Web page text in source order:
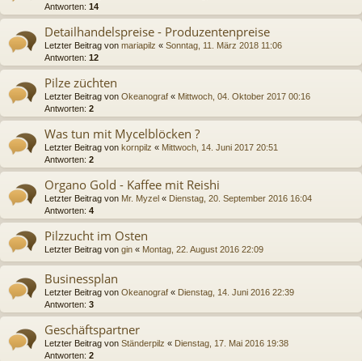
Antworten: 14
Detailhandelspreise - Produzentenpreise
Letzter Beitrag von mariapilz « Sonntag, 11. März 2018 11:06
Antworten: 12
Pilze züchten
Letzter Beitrag von Okeanograf « Mittwoch, 04. Oktober 2017 00:16
Antworten: 2
Was tun mit Mycelblöcken ?
Letzter Beitrag von kornpilz « Mittwoch, 14. Juni 2017 20:51
Antworten: 2
Organo Gold - Kaffee mit Reishi
Letzter Beitrag von Mr. Myzel « Dienstag, 20. September 2016 16:04
Antworten: 4
Pilzzucht im Osten
Letzter Beitrag von gin « Montag, 22. August 2016 22:09
Businessplan
Letzter Beitrag von Okeanograf « Dienstag, 14. Juni 2016 22:39
Antworten: 3
Geschäftspartner
Letzter Beitrag von Ständerpilz « Dienstag, 17. Mai 2016 19:38
Antworten: 2